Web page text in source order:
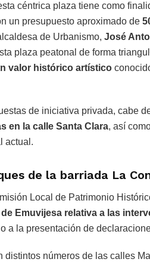
céntrica plaza tiene como
un presupuesto aproximado de
de Urbanismo, José
plaza peatonal de forma
valor histórico artístico
de iniciativa privada, cabe
en la calle Santa Clara, así
actual.
de la barriada La
Local de Patrimonio
Emuvijesa relativa a las
a la presentación de
distintos números de las calles